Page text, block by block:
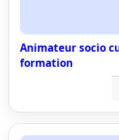
Animateur socio
formation